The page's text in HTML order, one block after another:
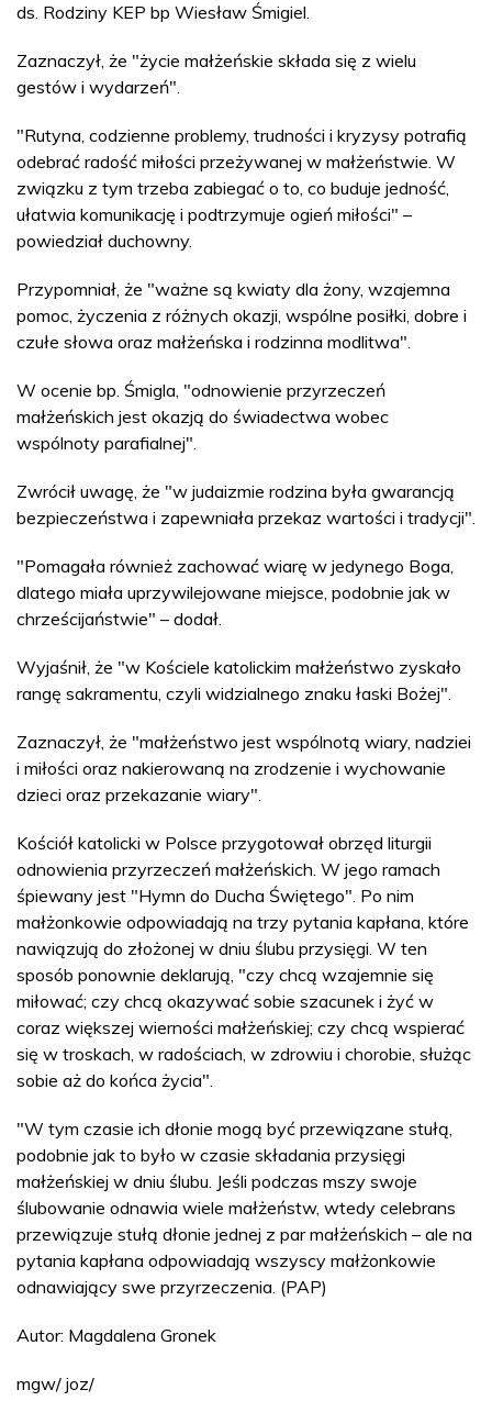
ds. Rodziny KEP bp Wiesław Śmigiel.
Zaznaczył, że "życie małżeńskie składa się z wielu
gestów i wydarzeń".
"Rutyna, codzienne problemy, trudności i kryzysy potrafią
odebrać radość miłości przeżywanej w małżeństwie. W
związku z tym trzeba zabiegać o to, co buduje jedność,
ułatwia komunikację i podtrzymuje ogień miłości" –
powiedział duchowny.
Przypomniał, że "ważne są kwiaty dla żony, wzajemna
pomoc, życzenia z różnych okazji, wspólne posiłki, dobre i
czułe słowa oraz małżeńska i rodzinna modlitwa".
W ocenie bp. Śmigla, "odnowienie przyrzeczeń
małżeńskich jest okazją do świadectwa wobec
wspólnoty parafialnej".
Zwrócił uwagę, że "w judaizmie rodzina była gwarancją
bezpieczeństwa i zapewniała przekaz wartości i tradycji".
"Pomagała również zachować wiarę w jedynego Boga,
dlatego miała uprzywilejowane miejsce, podobnie jak w
chrześcijaństwie" – dodał.
Wyjaśnił, że "w Kościele katolickim małżeństwo zyskało
rangę sakramentu, czyli widzialnego znaku łaski Bożej".
Zaznaczył, że "małżeństwo jest wspólnotą wiary, nadziei
i miłości oraz nakierowaną na zrodzenie i wychowanie
dzieci oraz przekazanie wiary".
Kościół katolicki w Polsce przygotował obrzęd liturgii
odnowienia przyrzeczeń małżeńskich. W jego ramach
śpiewany jest "Hymn do Ducha Świętego". Po nim
małżonkowie odpowiadają na trzy pytania kapłana, które
nawiązują do złożonej w dniu ślubu przysięgi. W ten
sposób ponownie deklarują, "czy chcą wzajemnie się
miłować; czy chcą okazywać sobie szacunek i żyć w
coraz większej wierności małżeńskiej; czy chcą wspierać
się w troskach, w radościach, w zdrowiu i chorobie, służąc
sobie aż do końca życia".
"W tym czasie ich dłonie mogą być przewiązane stułą,
podobnie jak to było w czasie składania przysięgi
małżeńskiej w dniu ślubu. Jeśli podczas mszy swoje
ślubowanie odnawia wiele małżeństw, wtedy celebrans
przewiązuje stułą dłonie jednej z par małżeńskich – ale na
pytania kapłana odpowiadają wszyscy małżonkowie
odnawiający swe przyrzeczenia. (PAP)
Autor: Magdalena Gronek
mgw/ joz/